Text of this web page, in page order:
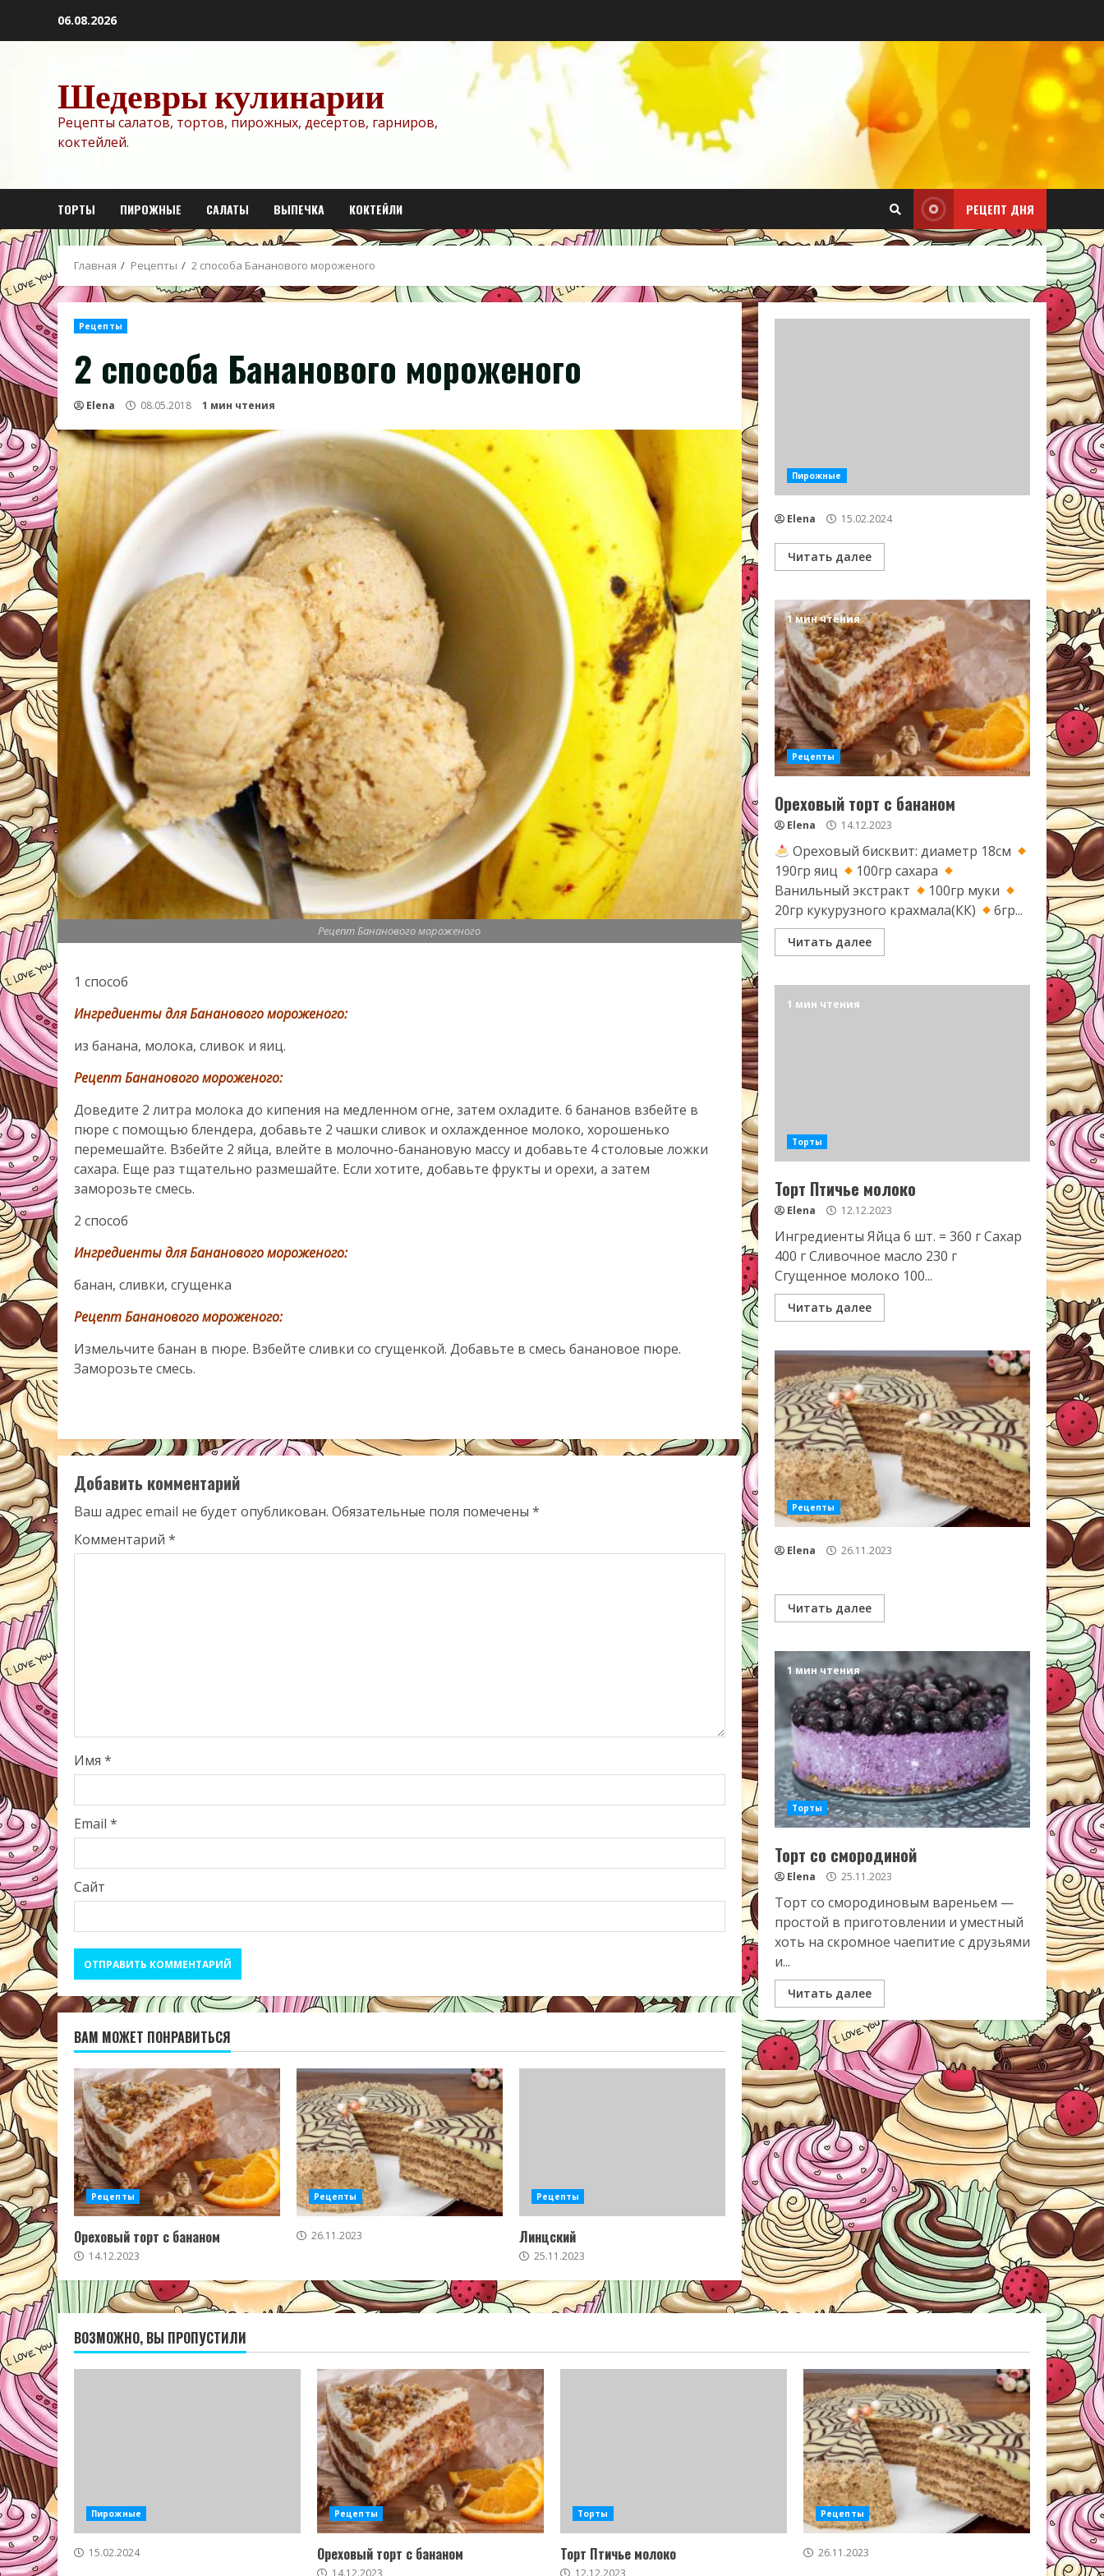
06.08.2026
Шедевры кулинарии
Рецепты салатов, тортов, пирожных, десертов, гарниров,
коктейлей.
ТОРТЫ ПИРОЖНЫЕ САЛАТЫ ВЫПЕЧКА КОКТЕЙЛИ РЕЦЕПТ ДНЯ
Главная Рецепты 2 способа Бананового мороженого
Рецепты
2 способа Бананового мороженого
Elena 08.05.2018 1 мин чтения
Рецепт Бананового мороженого
1 способ
Ингредиенты для Бананового мороженого:
из банана, молока, сливок и яиц.
Рецепт Бананового мороженого:
Доведите 2 литра молока до кипения на медленном огне, затем охладите. 6 бананов взбейте в
пюре с помощью блендера, добавьте 2 чашки сливок и охлажденное молоко, хорошенько
перемешайте. Взбейте 2 яйца, влейте в молочно-банановую массу и добавьте 4 столовые ложки
сахара. Еще раз тщательно размешайте. Если хотите, добавьте фрукты и орехи, а затем
заморозьте смесь.
2 способ
Ингредиенты для Бананового мороженого:
банан, сливки, сгущенка
Рецепт Бананового мороженого:
Измельчите банан в пюре. Взбейте сливки со сгущенкой. Добавьте в смесь банановое пюре.
Заморозьте смесь.
Добавить комментарий
Ваш адрес email не будет опубликован. Обязательные поля помечены *
Комментарий *
Имя *
Email *
Сайт
ВАМ МОЖЕТ ПОНРАВИТЬСЯ
Рецепты
Ореховый торт с бананом
14.12.2023
Рецепты
26.11.2023
Рецепты
Линцский
25.11.2023
Пирожные
Elena 15.02.2024
Читать далее
1 мин чтения
Рецепты
Ореховый торт с бананом
Elena 14.12.2023
Ореховый бисквит: диаметр 18см
190гр яиц
100гр сахара
Ванильный экстракт
100гр муки
20гр кукурузного крахмала(КК)
6гр...
Читать далее
1 мин чтения
Торты
Торт Птичье молоко
Elena 12.12.2023
Ингредиенты Яйца 6 шт. = 360 г Сахар
400 г Сливочное масло 230 г
Сгущенное молоко 100...
Читать далее
Рецепты
Elena 26.11.2023
Читать далее
1 мин чтения
Торты
Торт со смородиной
Elena 25.11.2023
Торт со смородиновым вареньем —
простой в приготовлении и уместный
хоть на скромное чаепитие с друзьями
и...
Читать далее
ВОЗМОЖНО, ВЫ ПРОПУСТИЛИ
Пирожные
15.02.2024
Рецепты
Ореховый торт с бананом
14.12.2023
Торты
Торт Птичье молоко
12.12.2023
Рецепты
26.11.2023